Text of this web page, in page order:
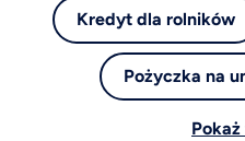
Kredyt dla rolników
Pożyczka na